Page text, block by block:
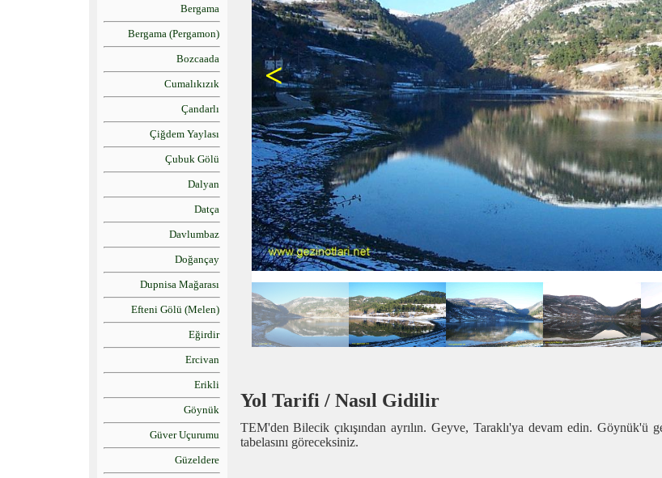
Bergama
Bergama (Pergamon)
Bozcaada
Cumalıkızık
Çandarlı
Çiğdem Yaylası
Çubuk Gölü
Dalyan
Datça
Davlumbaz
Doğançay
Dupnisa Mağarası
Efteni Gölü (Melen)
Eğirdir
Ercivan
Erikli
Göynük
Güver Uçurumu
Güzeldere
<
Yol Tarifi / Nasıl Gidilir
TEM'den Bilecik çıkışından ayrılın. Geyve, Taraklı'ya devam edin. Göynük'ü
tabelasını göreceksiniz.